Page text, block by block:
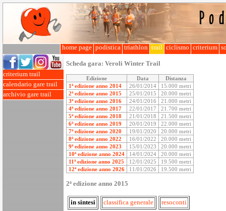
home page podistica triathlon trail ciclismo criterium
criterium trail
calendario gare trail
archivio gare trail
Scheda gara: Veroli Winter Trail
Edizione Data
Distanza
1ª edizione anno 2014
26/01/2014
15.000 metri
2ª edizione anno 2015
25/01/2015
20.000 metri
3ª edizione anno 2016
24/01/2016
21.000 metri
4ª edizione anno 2017
22/01/2017
21.700 metri
5ª edizione anno 2018
21/01/2018
21.500 metri
6ª edizione anno 2019
20/01/2019
22.000 metri
7ª edizione anno 2020
19/01/2020
20.000 metri
8ª edizione anno 2022
16/01/2022
20.000 metri
9ª edizione anno 2023
15/01/2023
20.000 metri
10ª edizione anno 2024
14/01/2024
20.000 metri
11ª edizione anno 2025
12/01/2025
19.500 metri
12ª edizione anno 2026
11/01/2026 19.500 metri
2ª edizione anno 2015
in sintesi classifica generale resoconti